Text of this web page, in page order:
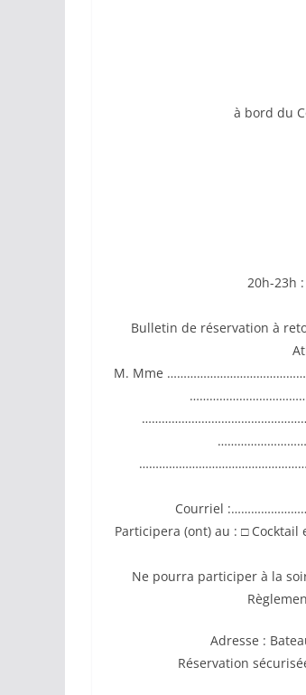
à bord du
20h-23h :
Bulletin de réservation à
M. Mme
Courriel
Participera (ont) au : □
Ne pourra participer à la
Adresse :
Réservation